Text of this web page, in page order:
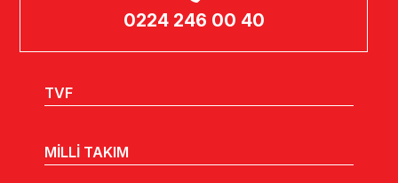
0224 246 00 40
TVF
MİLLİ TAKIM